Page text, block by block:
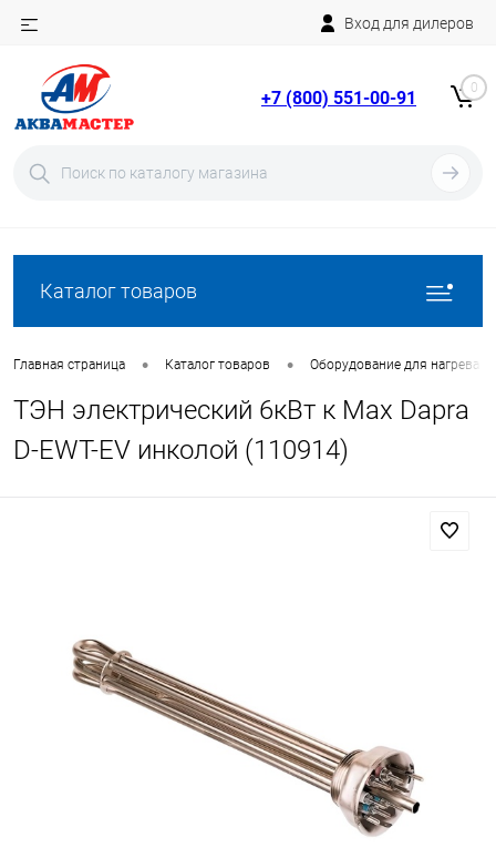
Вход для дилеров
+7 (800) 551-00-91 0
Каталог товаров
Главная страница • Каталог товаров • Оборудование для нагрева
ТЭН электрический 6кВт к Max Dapra
D-EWT-EV инколой (110914)